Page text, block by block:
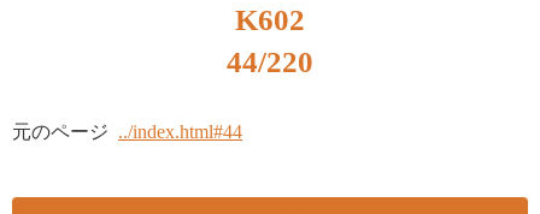
K602
44/220
元のページ ../index.html#44